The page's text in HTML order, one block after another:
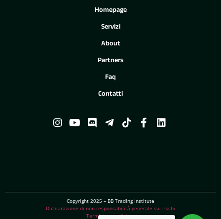
Homepage
Servizi
About
Partners
Faq
Contatti
Copyright 2025 – BB Trading Institute
Dichiarazione di non responsabilità generale sui rischi
Termini e condizioni